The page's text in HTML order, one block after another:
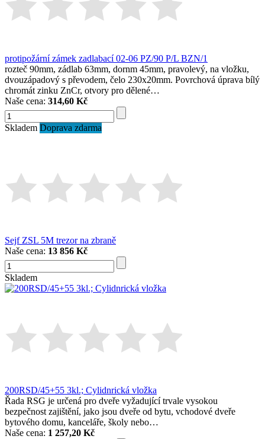
protipožární zámek zadlabací 02-06 PZ/90 P/L BZN/1
rozteč 90mm, zádlab 63mm, dornm 45mm, pravolevý, na vložku,
dvouzápadový s převodem, čelo 230x20mm. Povrchová úprava bílý
chromát zinku ZnCr, otvory pro dělené…
Naše cena: 314,60 Kč
Skladem Doprava zdarma
Sejf ZSL 5M trezor na zbraně
Naše cena: 13 856 Kč
Skladem
200RSD/45+55 3kl.; Cylidnrická vložka
Řada RSG je určená pro dveře vyžadující trvale vysokou
bezpečnost zajištění, jako jsou dveře od bytu, vchodové dveře
bytového domu, kanceláře, školy nebo…
Naše cena: 1 257,20 Kč